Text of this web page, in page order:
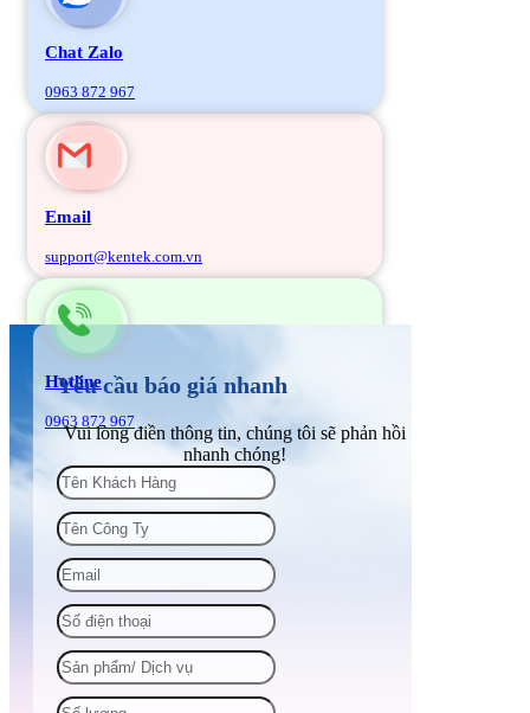
Chat Zalo
0963 872 967
Email
support@kentek.com.vn
Hotline
0963 872 967
Yêu cầu báo giá nhanh
Vui lòng điền thông tin, chúng tôi sẽ phản hồi
nhanh chóng!